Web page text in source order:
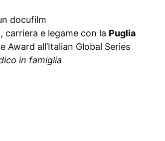
docufilm
carriera e legame con la Puglia
Award all’Italian Global Series
in famiglia